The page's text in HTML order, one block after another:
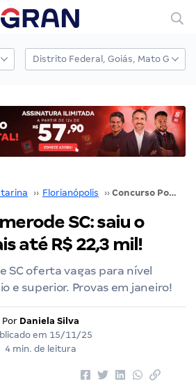
›› Florianópolis ›› Concurso Pomerode SC: saiu o EDITAL. Iniciais até R$ 22,3 mil!
SC: saiu o
até R$ 22,3 mil!
SC oferta vagas para nível
e superior. Provas em janeiro!
Por Daniela Silva
em 15/11/25
4 min. de leitura